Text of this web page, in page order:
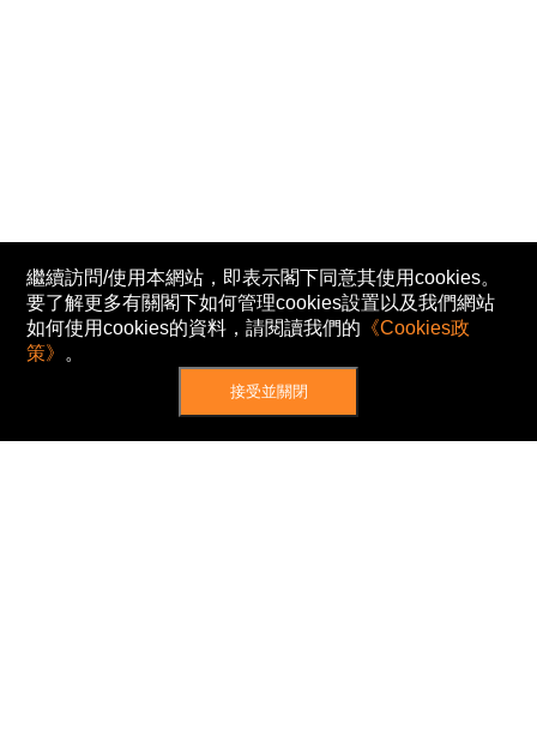
繼續訪問/使用本網站，即表示閣下同意其使用cookies。
要了解更多有關閣下如何管理cookies設置以及我們網站
如何使用cookies的資料，請閱讀我們的 《Cookies政
策》 。
接受並關閉